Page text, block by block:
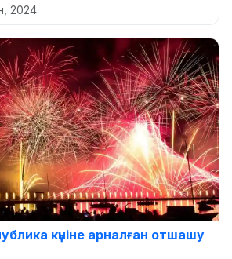
2024
күніне арналған отшашу